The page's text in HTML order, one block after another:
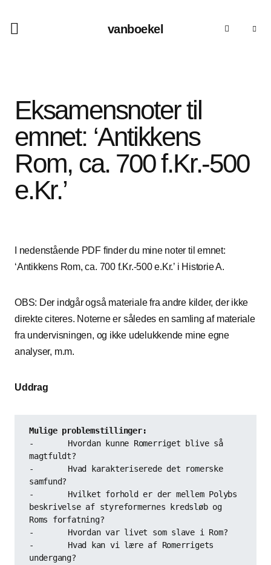
vanboekel
Eksamensnoter til
emnet: ‘Antikkens
Rom, ca. 700 f.Kr.-500
e.Kr.’
I nedenstående PDF finder du mine noter til emnet:
‘Antikkens Rom, ca. 700 f.Kr.-500 e.Kr.’ i Historie A.
OBS: Der indgår også materiale fra andre kilder, der ikke
direkte citeres. Noterne er således en samling af materiale
fra undervisningen, og ikke udelukkende mine egne
analyser, m.m.
Uddrag
-	Hvordan kunne Romerriget blive så
magtfuldt?
-	Hvad karakteriserede det romerske
samfund?
-	Hvilket forhold er der mellem Polybs
beskrivelse af styreformernes kredsløb og
Roms forfatning?
-	Hvordan var livet som slave i Rom?
-	Hvad kan vi lære af Romerrigets
undergang?